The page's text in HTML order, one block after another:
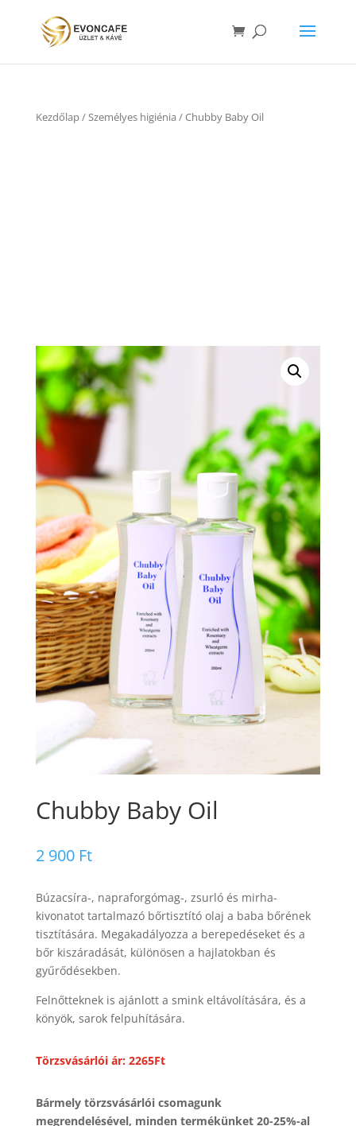
Kezdőlap/Személyes higiénia / Chubby Baby Oil
Chubby Baby Oil
2 900 Ft
Búzacsíra-, napraforgómag-, zsurló és mirha-
kivonatot tartalmazó bőrtisztító olaj a baba bőrének
tisztítására. Megakadályozza a berepedéseket és a
bőr kiszáradását, különösen a hajlatokban és
gyűrődésekben.
Felnőtteknek is ajánlott a smink eltávolítására, és a
könyök, sarok felpuhítására.
Törzsvásárlói ár: 2265Ft
Bármely törzsvásárlói csomagunk
megrendelésével, minden termékünket 20-25%-al